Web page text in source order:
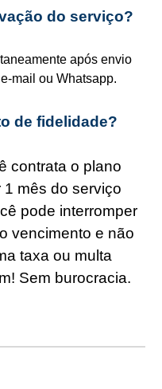
do serviço?
após envio
mail ou Whatsapp.
de fidelidade?
contrata o plano
mês do serviço
pode interromper
vencimento e não
taxa ou multa
Sem burocracia.